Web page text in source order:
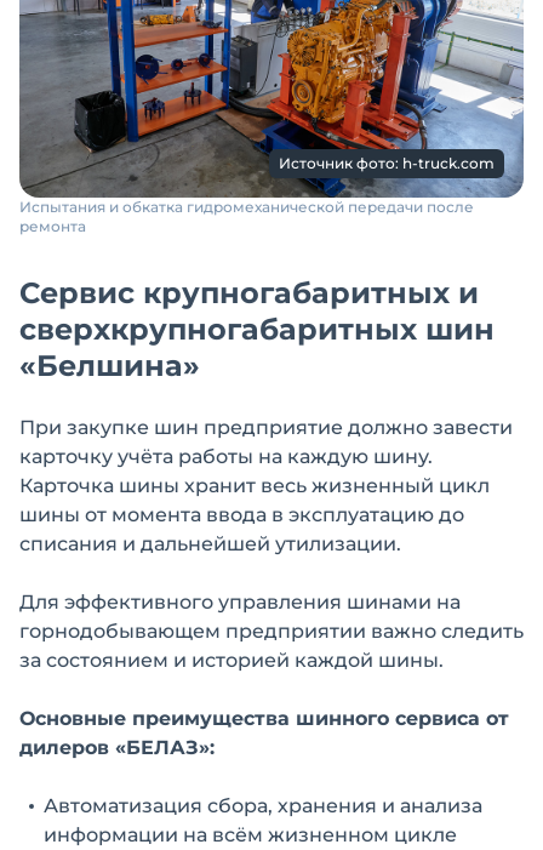
Источник фото: h-truck.com
Испытания и обкатка гидромеханической передачи после
ремонта
Сервис крупногабаритных и
сверхкрупногабаритных шин
«Белшина»
При закупке шин предприятие должно завести
карточку учёта работы на каждую шину.
Карточка шины хранит весь жизненный цикл
шины от момента ввода в эксплуатацию до
списания и дальнейшей утилизации.
Для эффективного управления шинами на
горнодобывающем предприятии важно следить
за состоянием и историей каждой шины.
Основные преимущества шинного сервиса от
дилеров «БЕЛАЗ»:
Автоматизация сбора, хранения и анализа
информации на всём жизненном цикле